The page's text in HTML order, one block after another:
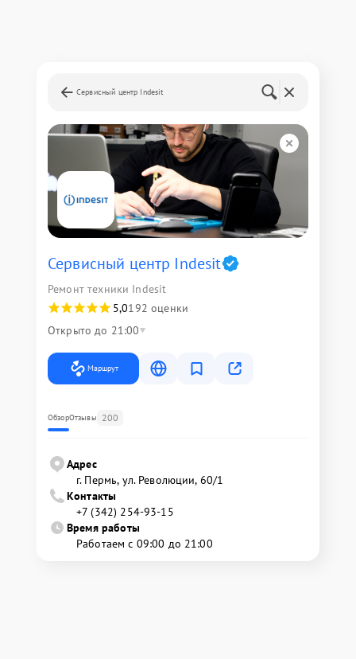
Сервисный центр Indesit
Сервисный центр Indesit
Ремонт техники Indesit
5,0192 оценки
Открыто до 21:00
Маршрут
ОбзорОтзывы 200
Адрес
г. Пермь, ул. ​Революции, 60/1
Контакты
+7 (342) 254-93-15
Время работы
Работаем с 09:00 до 21:00